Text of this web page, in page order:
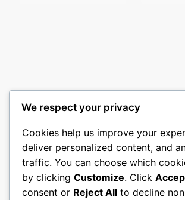
We respect your privacy
Cookies help us improve your
deliver personalized content, and
traffic. You can choose which
by clicking Customize. Click
consent or Reject All to decline